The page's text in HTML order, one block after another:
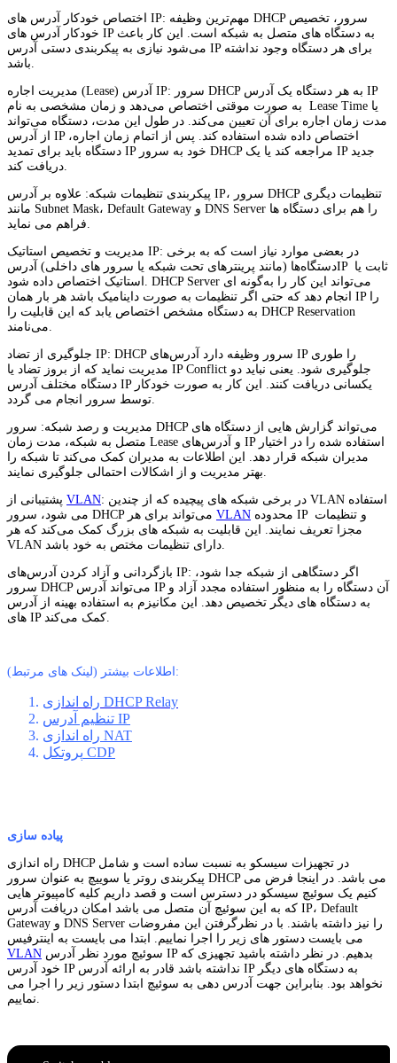
اختصاص خودکار آدرس‌ های IP: مهم‌ترین وظیفه DHCP سرور، تخصیص
خودکار آدرس‌ های IP به دستگاه‌ های متصل به شبکه است. این کار باعث
می‌شود نیازی به پیکربندی دستی آدرس IP برای هر دستگاه وجود نداشته
باشد.
مدیریت اجاره (Lease) آدرس IP: سرور DHCP به هر دستگاه یک آدرس IP
به صورت موقتی اختصاص می‌دهد و زمان مشخصی به نام Lease Time یا
مدت زمان اجاره برای آن تعیین می‌کند. در طول این مدت، دستگاه می‌تواند
از آدرس IP اختصاص داده شده استفاده کند. پس از اتمام زمان اجاره،
دستگاه باید برای تمدید IP خود به سرور DHCP مراجعه کند یا یک IP جدید
دریافت کند.
پیکربندی تنظیمات شبکه: علاوه بر آدرس IP، سرور DHCP تنظیمات دیگری
مانند Subnet Mask، Default Gateway و DNS Server را هم برای دستگاه‌ ها
فراهم می نماید.
مدیریت و تخصیص استاتیک IP: در بعضی موارد نیاز است که به برخی
دستگاه‌ها (مانند پرینترهای تحت شبکه یا سرور های داخلی) آدرسIP ثابت یا
استاتیک اختصاص داده شود. DHCP Server می‌تواند این کار را به‌گونه ‌ای
انجام دهد که حتی اگر تنظیمات به صورت داینامیک باشد هر بار همان IP را
به دستگاه مشخص اختصاص یابد که این قابلیت را DHCP Reservation
می‌نامند.
جلوگیری از تضاد IP: DHCP سرور وظیفه دارد آدرس‌های IP را طوری
مدیریت نماید که از بروز تضاد یا IP Conflict جلوگیری شود. یعنی نباید دو
دستگاه مختلف آدرس IP یکسانی دریافت کنند. این کار به صورت خودکار
توسط سرور انجام می گردد.
مدیریت و رصد شبکه: سرور DHCP می‌تواند گزارش‌ هایی از دستگاه ‌های
متصل به شبکه، مدت زمان Lease و آدرس‌های IP استفاده شده را در اختیار
مدیران شبکه قرار دهد. این اطلاعات به مدیران کمک می‌کند تا شبکه را
بهتر مدیریت و از اشکالات احتمالی جلوگیری نمایند.
VLAN: در برخی شبکه ‌های پیچیده که از چندین VLAN استفاده
VLAN
مجزا تعریف نمایند. این قابلیت به شبکه ‌های بزرگ کمک می‌کند که هر
VLAN دارای تنظیمات مختص به خود باشد.
بازگردانی و آزاد کردن آدرس‌های IP: اگر دستگاهی از شبکه جدا شود،
سرور DHCP می‌تواند آدرس IP آن دستگاه را به منظور استفاده مجدد آزاد و
به دستگاه ‌های دیگر تخصیص دهد. این مکانیزم به استفاده بهینه از آدرس
‌های IP کمک می‌کند.
اطلاعات بیشتر (لینک های مرتبط):
راه اندازی DHCP Relay
تنظیم آدرس IP
راه اندازی NAT
پروتکل CDP
پیاده سازی
راه‌ اندازی DHCP در تجهیزات سیسکو به نسبت ساده است و شامل
پیکربندی روتر یا سوییچ به عنوان سرور DHCP می باشد. در اینجا فرض می
کنیم یک سوئیچ سیسکو در دسترس است و قصد داریم کلیه کامپیوتر هایی
که به این سوئیچ آن متصل می باشد امکان دریافت آدرس IP، Default
Gateway و DNS Server را نیز داشته باشند. با در نظرگرفتن این مفروضات
می بایست دستور های زیر را اجرا نماییم. ابتدا می بایست به اینترفیس
VLAN
خود آدرس IP نداشته باشد قادر به ارائه آدرس IP به دستگاه های دیگر
نخواهد بود. بنابراین جهت آدرس دهی به سوئیچ ابتدا دستور زیر را اجرا می
نماییم.